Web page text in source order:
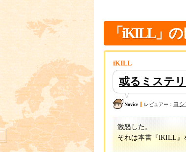
「iKILL」
iKILL
或るミステ
レビュアー： ヨ
Novice
激怒した。
それは本書『iKILL』